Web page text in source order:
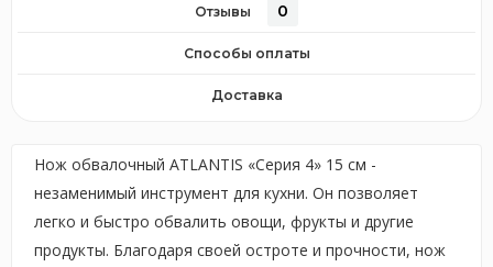
Отзывы 0
Способы оплаты
Доставка
Нож обвалочный ATLANTIS «Серия 4» 15 см -
незаменимый инструмент для кухни. Он позволяет
легко и быстро обвалить овощи, фрукты и другие
продукты. Благодаря своей остроте и прочности, нож